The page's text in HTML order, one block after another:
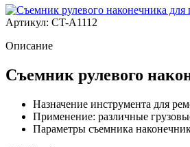
Артикул: CT-A1112
Описание
Съемник рулевого
Назначение инструмента для
Применение: различные
Параметры съемника